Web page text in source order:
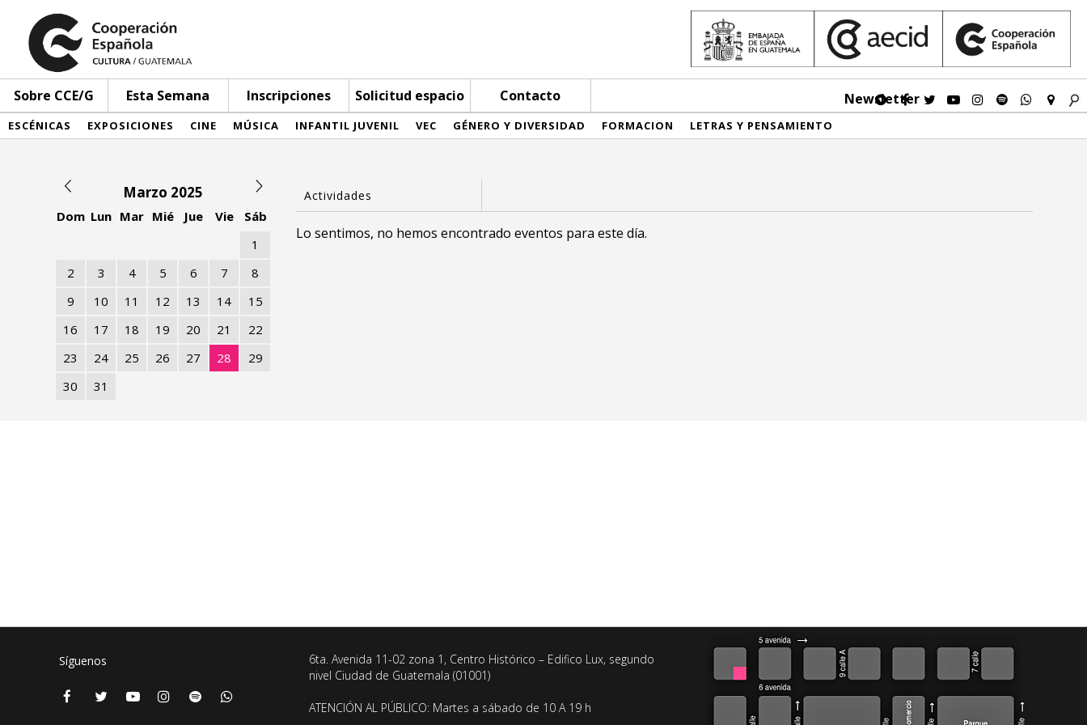
Sobre CCE/G Esta Semana Inscripciones Solicitud espacio Contacto Newsletter
ESCÉNICAS EXPOSICIONES CINE MÚSICA INFANTIL JUVENIL VEC GÉNERO Y DIVERSIDAD FORMACION LETRAS Y PENSAMIENTO
Marzo 2025
Dom Lun Mar Mié Jue Vie
Sáb
1
2
3 4 5 6 7
8
9
10 11 12 13 14
15
16
17 18 19 20 21
22
23
24 25 26 27 28
29
30
31
Lo sentimos, no hemos encontrado eventos para este día.
Síguenos
6ta. Avenida 11-02 zona 1, Centro Histórico – Edifico Lux, segundo
nivel Ciudad de Guatemala (01001)
ATENCIÓN AL PÚBLICO: Martes a sábado de 10 A 19 h